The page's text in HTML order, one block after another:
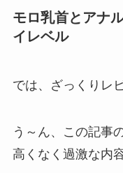
モロ乳首とアナ
イレベル
では、ざっくりレ
う～ん、この記事
高くなく過激な内